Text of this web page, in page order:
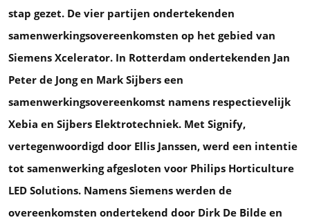
stap gezet. De vier partijen ondertekenden
samenwerkingsovereenkomsten op het gebied van
Siemens Xcelerator. In Rotterdam ondertekenden Jan
Peter de Jong en Mark Sijbers een
samenwerkingsovereenkomst namens respectievelijk
Xebia en Sijbers Elektrotechniek. Met Signify,
vertegenwoordigd door Ellis Janssen, werd een intentie
tot samenwerking afgesloten voor Philips Horticulture
LED Solutions. Namens Siemens werden de
overeenkomsten ondertekend door Dirk De Bilde en